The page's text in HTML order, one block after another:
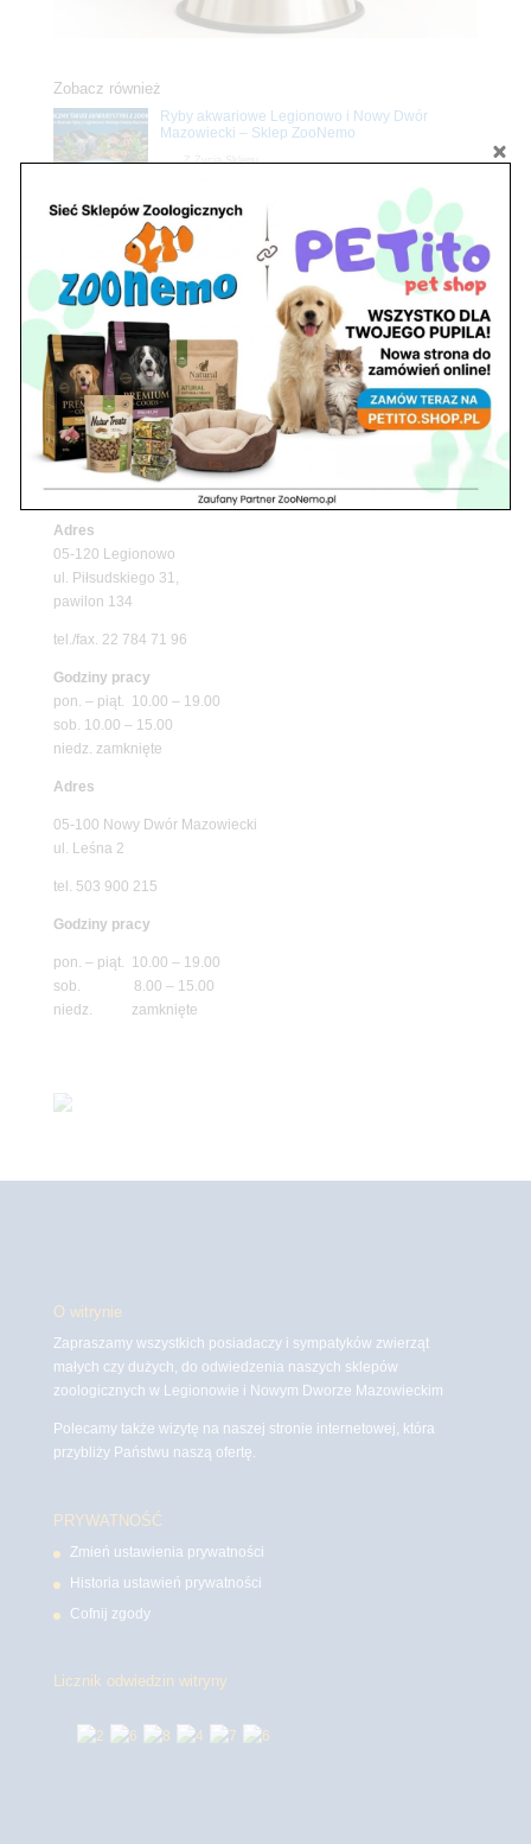
Zobacz również
Z Życia Sklepu
Ryby akwariowe Legionowo i Nowy Dwór
Mazowiecki – Sklep ZooNemo
Z Życia Sklepu
Stwórz podwodne arcydzieło: Najpiękniejsze
rośliny akwariowe w ZooNemo – Legionowo i
Nowy Dwór Mazowiecki
Upały wracają! Zadbaj o komfort swojego pupila
z matami chłodzącymi ZooNemo
Z Życia Sklepu
Petito Pet Shop – Internetowy Sklep Zoologiczny
Online! Wszystko Dla Twojego Pupila | ZooNemo
Adres
05-120 Legionowo
ul. Piłsudskiego 31,
pawilon 134
tel./fax. 22 784 71 96
Godziny pracy
pon. – piąt. 10.00 – 19.00
sob. 10.00 – 15.00
niedz. zamknięte
Adres
05-100 Nowy Dwór Mazowiecki
ul. Leśna 2
tel. 503 900 215
Godziny pracy
pon. – piąt. 10.00 – 19.00
sob. 8.00 – 15.00
niedz. zamknięte
O witrynie
Zapraszamy wszystkich posiadaczy i sympatyków zwierząt
małych czy dużych, do odwiedzenia naszych sklepów
zoologicznych w Legionowie i Nowym Dworze Mazowieckim
Polecamy także wizytę na naszej stronie internetowej, która
przybliży Państwu naszą ofertę.
PRYWATNOŚĆ
Zmień ustawienia prywatności
Historia ustawień prywatności
Cofnij zgody
Licznik odwiedzin witryny